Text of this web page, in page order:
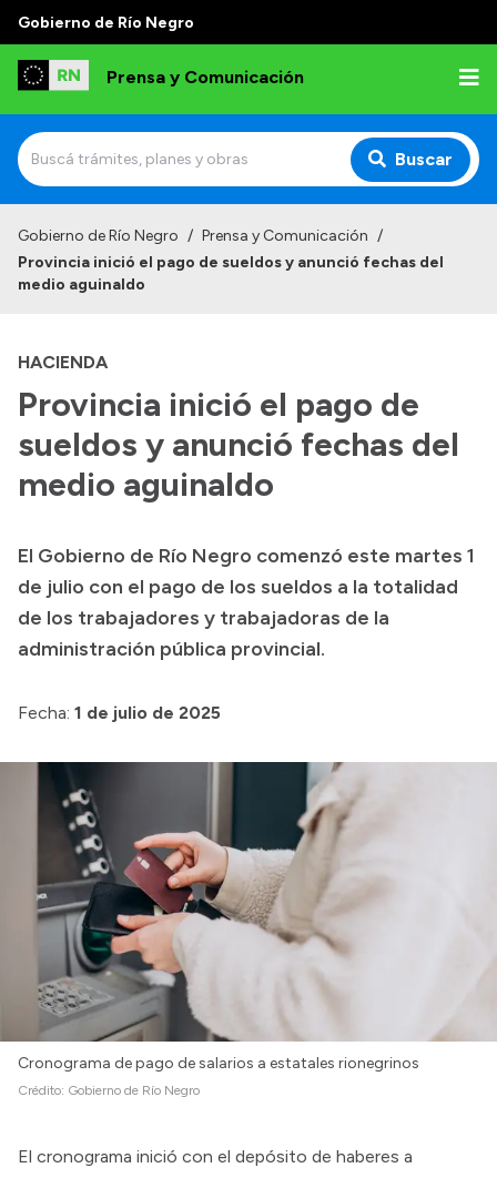
Gobierno de Río Negro
Prensa y Comunicación
Buscar
Institucional
Referentes de prensa
Archivo de noticias
Transparencia
Boletín Oficial
Compras y licitaciones
Consulta de expedientes
Convocatorias
Login
Gobierno de Río Negro / Prensa y Comunicación /
Provincia inició el pago de sueldos y anunció fechas del
medio aguinaldo
HACIENDA
Provincia inició el pago de
sueldos y anunció fechas del
medio aguinaldo
El Gobierno de Río Negro comenzó este martes 1
de julio con el pago de los sueldos a la totalidad
de los trabajadores y trabajadoras de la
administración pública provincial.
Fecha: 1 de julio de 2025
Cronograma de pago de salarios a estatales rionegrinos
Crédito: Gobierno de Río Negro
El cronograma inició con el depósito de haberes a